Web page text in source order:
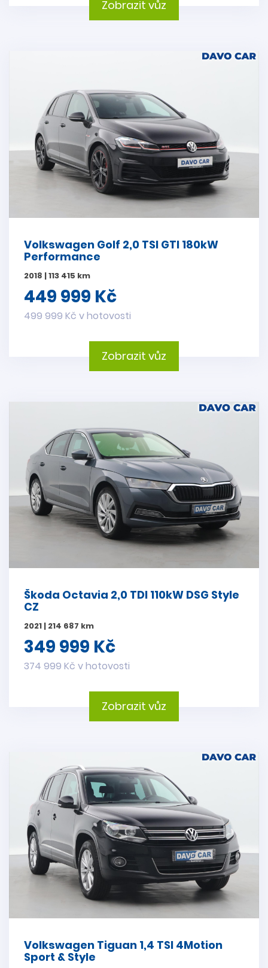
Zobrazit vůz
Volkswagen Golf 2,0 TSI GTI 180kW
Performance
2018 | 113 415 km
449 999 Kč
499 999 Kč v hotovosti
Zobrazit vůz
Škoda Octavia 2,0 TDI 110kW DSG Style
CZ
2021 | 214 687 km
349 999 Kč
374 999 Kč v hotovosti
Zobrazit vůz
Volkswagen Tiguan 1,4 TSI 4Motion
Sport & Style